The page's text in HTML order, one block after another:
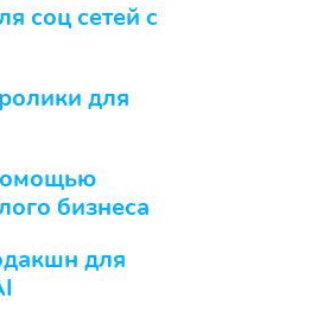
соц сетей c
для
бизнеса
для